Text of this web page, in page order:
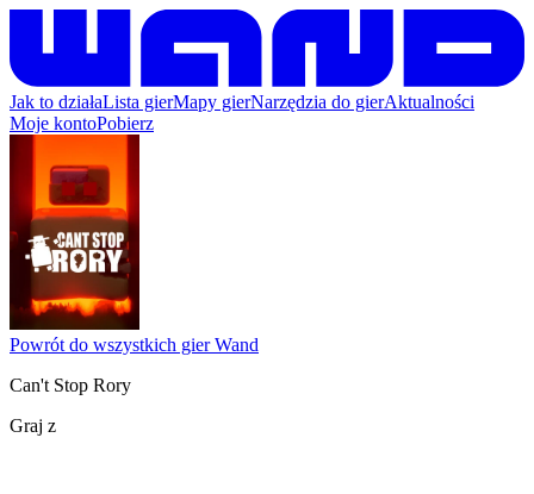
Jak to działaLista gierMapy gierNarzędzia do gierAktualności
Moje kontoPobierz
Powrót do wszystkich gier Wand
Can't Stop Rory
Graj z